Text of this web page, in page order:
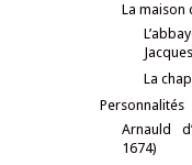
La maison
Jacques
La
Personnalités
Arnauld
1674)